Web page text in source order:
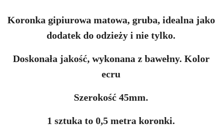
Koronka gipiurowa matowa, gruba, idealna jako
dodatek do odzieży i nie tylko.
Doskonała jakość, wykonana z bawełny. Kolor
ecru
Szerokość 45mm.
1 sztuka to 0,5 metra koronki.